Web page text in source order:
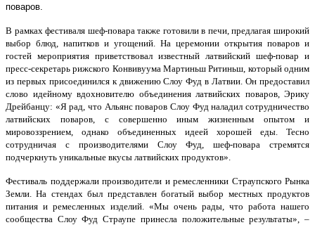
поваров.
В рамках фестиваля шеф-повара также готовили в печи, предлагая широкий
выбор блюд, напитков и угощений. На церемонии открытия поваров и
гостей мероприятия приветствовал известный латвийский шеф-повар и
пресс-секретарь рижского Конвивуума Мартиньш Ритиньш, который одним
из первых присоединился к движению Слоу Фуд в Латвии. Он предоставил
слово идейному вдохновителю объединения латвийских поваров, Эрику
Дрейбанцу: «Я рад, что Альянс поваров Слоу Фуд наладил сотрудничество
латвийских поваров, с совершенно иным жизненным опытом и
мировоззрением, однако объединенных идеей хорошей еды. Тесно
сотрудничая с производителями Слоу Фуд, шеф-повара стремятся
подчеркнуть уникальные вкусы латвийских продуктов».
Фестиваль поддержали производители и ремесленники Страупского Рынка
Земли. На стендах был представлен богатый выбор местных продуктов
питания и ремесленных изделий. «Мы очень рады, что работа нашего
сообщества Слоу Фуд Страупе принесла положительные результаты», –